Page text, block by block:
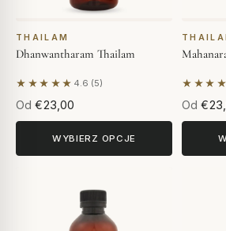
THAILAM
Dhanwantharam Thailam
★★★★★ 4.6 (5)
Na podstawie 5 opinii
Od €23,00
WYBIERZ OPCJE
Na
Od